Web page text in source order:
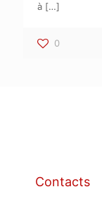
à […]
0
Contacts